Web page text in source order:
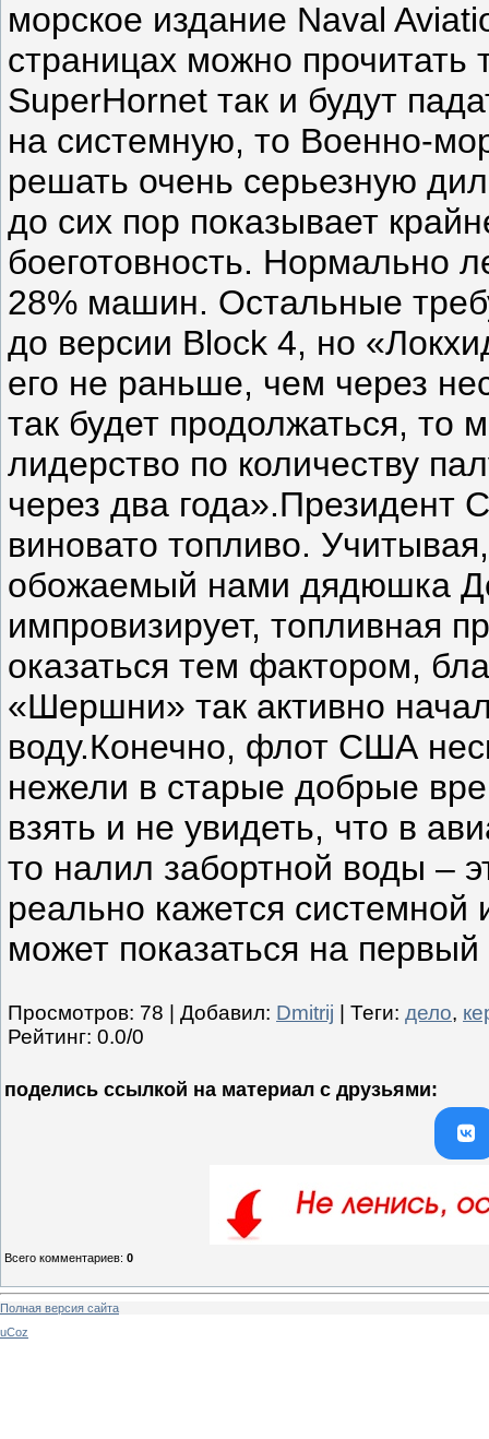
Просмотров: 78 Добавил: Dmitrij Теги: дело,
Рейтинг: 0.0/0
поделись ссылкой на материал c друзьями:
Всего комментариев: 0
Полная версия сайта
uCoz